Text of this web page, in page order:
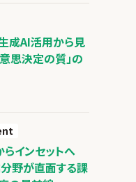
成AI活用から見
意思決定の質」の
らインセットへ
野が直面する課